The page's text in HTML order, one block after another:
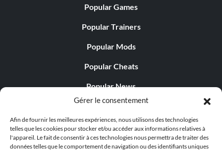
Gérer le consentement
Afin de fournir les meilleures expériences, nous utilisons des technologies
telles que les cookies pour stocker et/ou accéder aux informations relatives à
l'appareil. Le fait de consentir à ces technologies nous permettra de traiter des
données telles que le comportement de navigation ou des identifiants uniques
Popular Games
Popular Trainers
Popular Mods
Popular Cheats
Popular News
Popular Editorials
Popular Free Games
LATEST UPDATES